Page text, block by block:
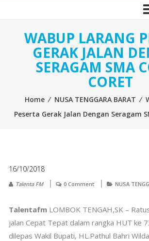
WABUP LARANG
GERAK JALAN
SERAGAM SMA
CORET
Home ⁄ NUSA TENGGARA BARAT ⁄
Peserta Gerak Jalan Dengan Seragam
16/10/2018
Talenta FM 0 Comment NUSA
TalentafmLOMBOK TENGAH,SK –
jalan Cepat Tepat dalam rangka HUT ke
dilepas Wakil Bupati, HL.Pathul Bahri